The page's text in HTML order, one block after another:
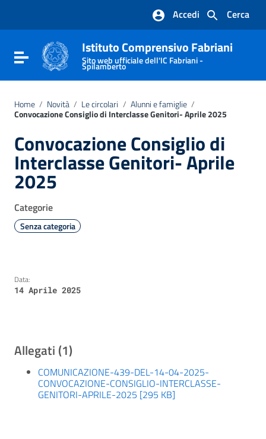
Vai al footer
Cerca
Accedi
Attiva / disattiva la navigazione
Istituto Comprensivo Fabriani
Sito web ufficiale dell'IC Fabriani -
Spilamberto
Home / Novità / Le circolari / Alunni e famiglie /
Convocazione Consiglio di Interclasse Genitori- Aprile 2025
Convocazione Consiglio di
Interclasse Genitori- Aprile
2025
Categorie
Senza categoria
Data:
14 Aprile 2025
Allegati (1)
COMUNICAZIONE-439-DEL-14-04-2025-
CONVOCAZIONE-CONSIGLIO-INTERCLASSE-
GENITORI-APRILE-2025 [295 KB]